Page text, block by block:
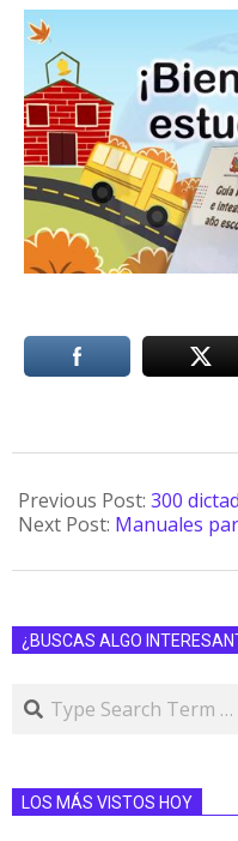
Previous Post: 300
Next Post: Manuales
¿BUSCAS ALGO
LOS MÁS VISTOS HOY